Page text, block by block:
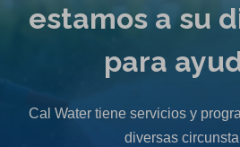
estamos a su
para
Cal Water tiene servicios y
diversas